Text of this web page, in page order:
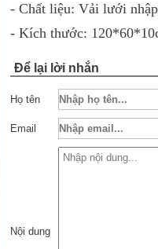
- Chất liệu: Vải lưới
- Kích thước:
Để lại lời nhắn
Họ tên
Email
Nội dung